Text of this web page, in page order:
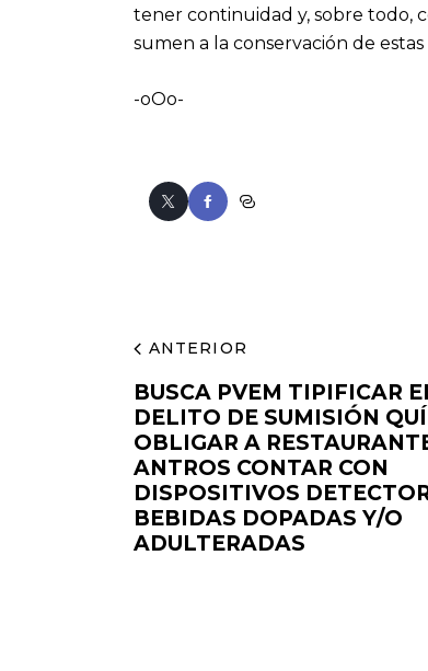
tener continuidad y, sobre todo,
sumen a la conservación de
-oOo-
ANTERIOR
BUSCA PVEM TIPIFICAR
DELITO DE SUMISIÓN
OBLIGAR A
ANTROS CONTAR CON
DISPOSITIVOS
BEBIDAS DOPADAS Y/O
ADULTERADAS